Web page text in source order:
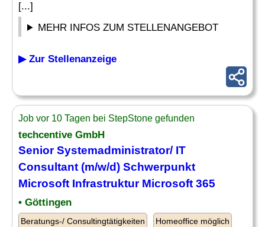
[...]
MEHR INFOS ZUM STELLENANGEBOT
▶ Zur Stellenanzeige
Job vor 10 Tagen bei StepStone gefunden
techcentive GmbH
Senior Systemadministrator/ IT
Consultant (m/w/d) Schwerpunkt
Microsoft Infrastruktur Microsoft 365
• Göttingen
Beratungs-/ Consultingtätigkeiten Homeoffice möglich